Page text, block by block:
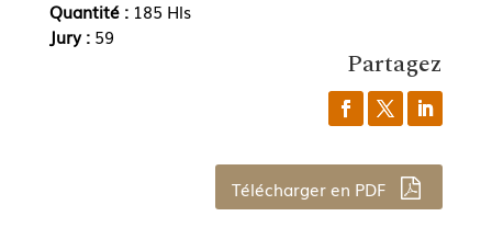
Quantité : 185 Hls
Jury : 59
Partagez
Télécharger en PDF